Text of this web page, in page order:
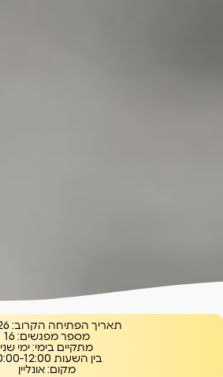
תאריך הפתיחה הקרוב: 16.11.26
מספר מפגשים: 16
מתקיים בימי: ימי שני
בין השעות
מקום: אונליין